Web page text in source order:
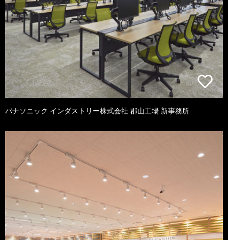
パナソニック インダストリー株式会社 郡山工場 新事務所